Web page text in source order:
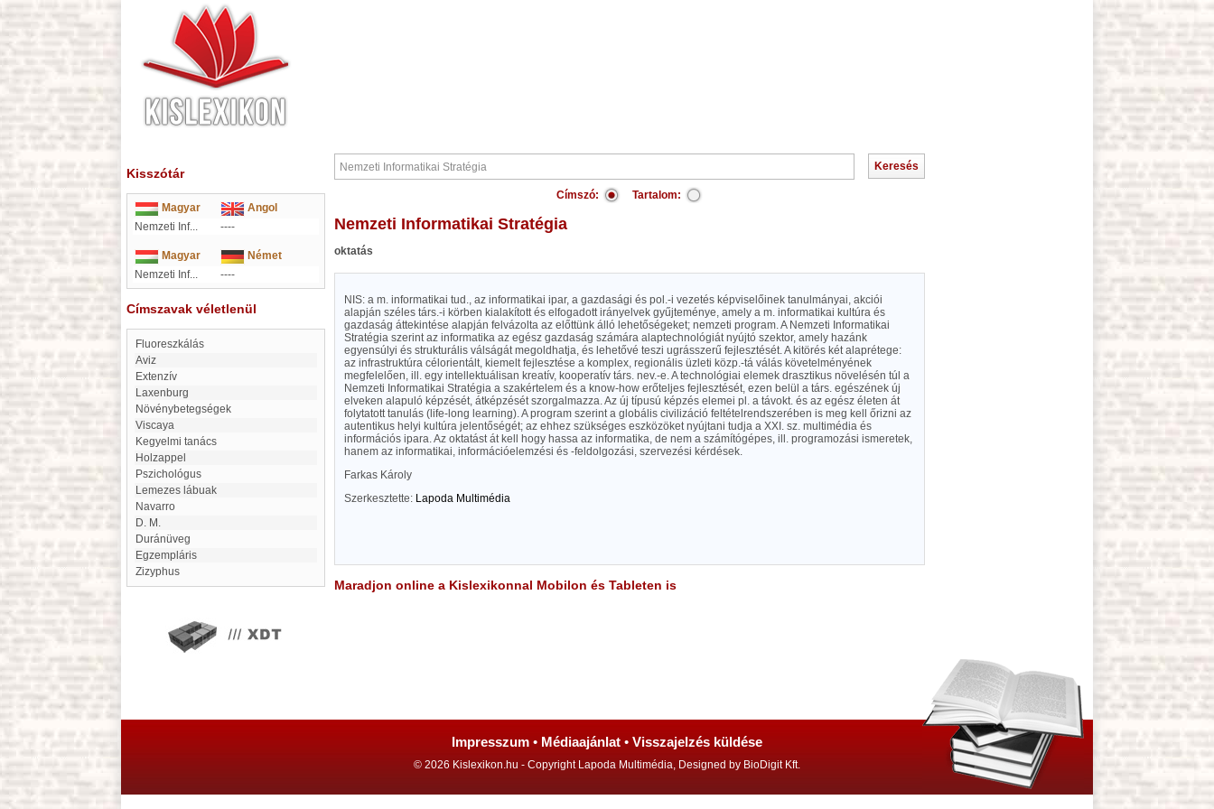
Kisszótár
Magyar
Angol
Nemzeti Inf...
----
Magyar
Német
Nemzeti Inf...
----
Címszavak véletlenül
fluoreszkálás
Aviz
extenzív
Laxenburg
Növénybetegségek
Viscaya
Kegyelmi tanács
Holzappel
Pszichológus
Lemezes lábuak
Navarro
D. M.
duránüveg
egzempláris
Zizyphus
Címszó: Tartalom:
Nemzeti Informatikai Stratégia
oktatás
NIS: a m. informatikai tud., az informatikai ipar, a gazdasági és pol.-i vezetés képviselőinek tanulmányai, akciói
alapján széles társ.-i körben kialakított és elfogadott irányelvek gyűjteménye, amely a m. informatikai kultúra és
gazdaság áttekintése alapján felvázolta az előttünk álló lehetőségeket; nemzeti program. A Nemzeti Informatikai
Stratégia szerint az informatika az egész gazdaság számára alaptechnológiát nyújtó szektor, amely hazánk
egyensúlyi és strukturális válságát megoldhatja, és lehetővé teszi ugrásszerű fejlesztését. A kitörés két alaprétege:
az infrastruktúra célorientált, kiemelt fejlesztése a komplex, regionális üzleti közp.-tá válás követelményének
megfelelően, ill. egy intellektuálisan kreatív, kooperatív társ. nev.-e. A technológiai elemek drasztikus növelésén túl a
Nemzeti Informatikai Stratégia a szakértelem és a know-how erőteljes fejlesztését, ezen belül a társ. egészének új
elveken alapuló képzését, átképzését szorgalmazza. Az új típusú képzés elemei pl. a távokt. és az egész életen át
folytatott tanulás (life-long learning). A program szerint a globális civilizáció feltételrendszerében is meg kell őrizni az
autentikus helyi kultúra jelentőségét; az ehhez szükséges eszközöket nyújtani tudja a XXI. sz. multimédia és
információs ipara. Az oktatást át kell hogy hassa az informatika, de nem a számítógépes, ill. programozási ismeretek,
hanem az informatikai, információelemzési és -feldolgozási, szervezési kérdések.
Farkas Károly
Szerkesztette: Lapoda Multimédia
Maradjon online a Kislexikonnal Mobilon és Tableten is
Impresszum • Médiaajánlat • Visszajelzés küldése
© 2026 Kislexikon.hu - Copyright Lapoda Multimédia, Designed by BioDigit Kft.